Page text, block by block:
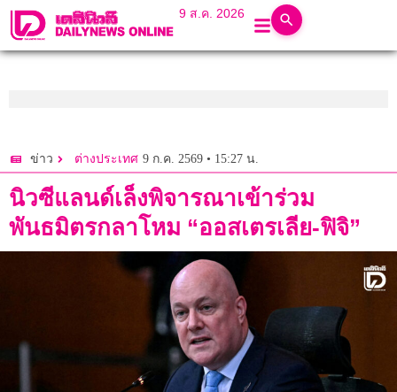
9 ส.ค. 2026
ข่าว ต่างประเทศ 9 ก.ค. 2569 • 15:27 น.
นิวซีแลนด์เล็งพิจารณาเข้าร่วม
พันธมิตรกลาโหม “ออสเตรเลีย-ฟิจิ”